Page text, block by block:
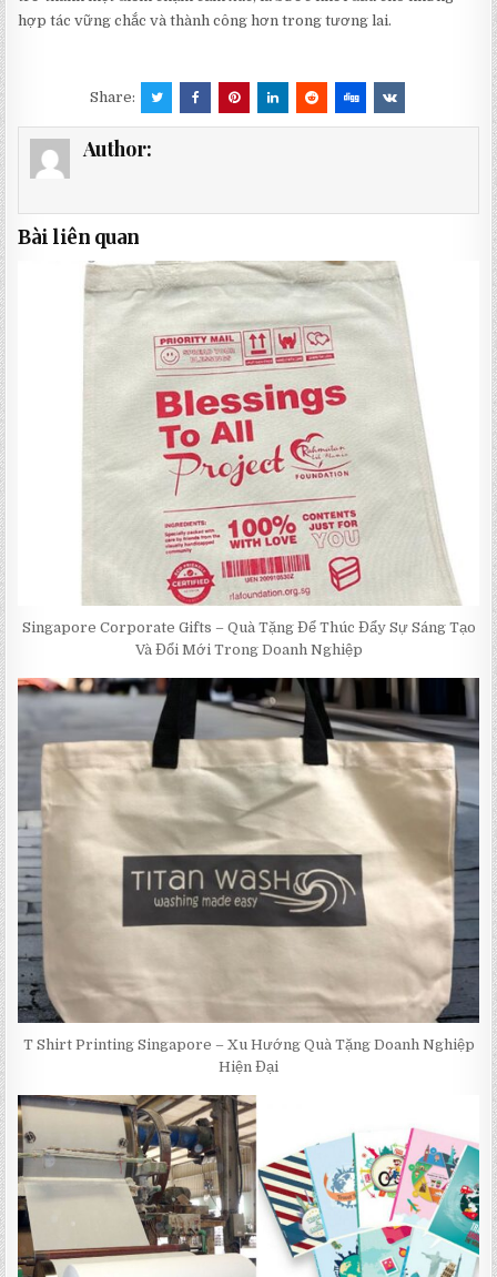
hợp tác vững chắc và thành công hơn trong tương lai.
Share:
Author:
Bài liên quan
Singapore Corporate Gifts – Quà Tặng Để Thúc Đẩy Sự Sáng Tạo
Và Đổi Mới Trong Doanh Nghiệp
T Shirt Printing Singapore – Xu Hướng Quà Tặng Doanh Nghiệp
Hiện Đại